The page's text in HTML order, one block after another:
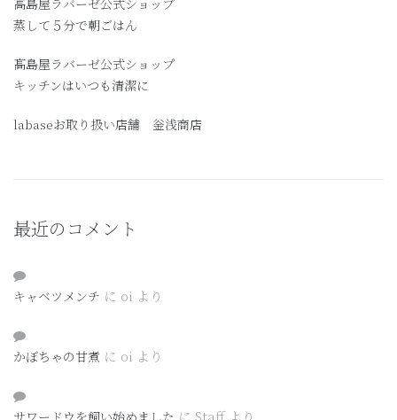
高島屋ラバーゼ公式ショップ
蒸して５分で朝ごはん
髙島屋ラバーゼ公式ショップ
キッチンはいつも清潔に
labaseお取り扱い店舗 釡浅商店
最近のコメント
キャベツメンチ に oi より
かぼちゃの甘煮 に oi より
に Staffより